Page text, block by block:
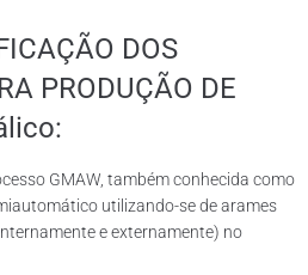
DOS
PRODUÇÃO DE
GMAW, também conhecida como
utilizando-se de arames
e externamente) no